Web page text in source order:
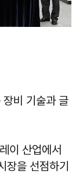
비 기술과 글
이 산업에서
장을 선점하기